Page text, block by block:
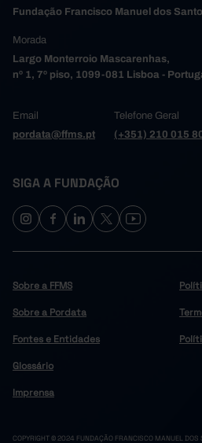
Fundação Francisco Manuel dos
Morada
Largo Monterroio Mascarenhas,
nº 1, 7º piso, 1099-081 Lisboa -
Email
pordata@ffms.pt
Telefone Geral
(+351) 210 015
SIGA A FUNDAÇÃO
Sobre a FFMS
Sobre a Pordata
Fontes e Entidades
Glossário
Imprensa
COPYRIGHT © 2024 FUNDAÇÃO FRANCISCO MANUEL DOS